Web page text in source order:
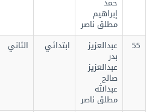
إبراهيم
مطلق ناصر
عبدالعزيز
عبدالعزيز
صالح
عبدالله
مطلق ناصر
ابتدائي الثاني